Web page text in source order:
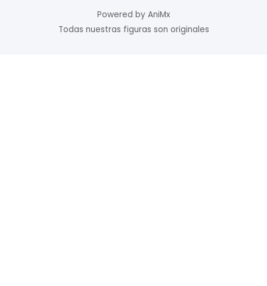
Powered by AniMx
Todas nuestras figuras son originales